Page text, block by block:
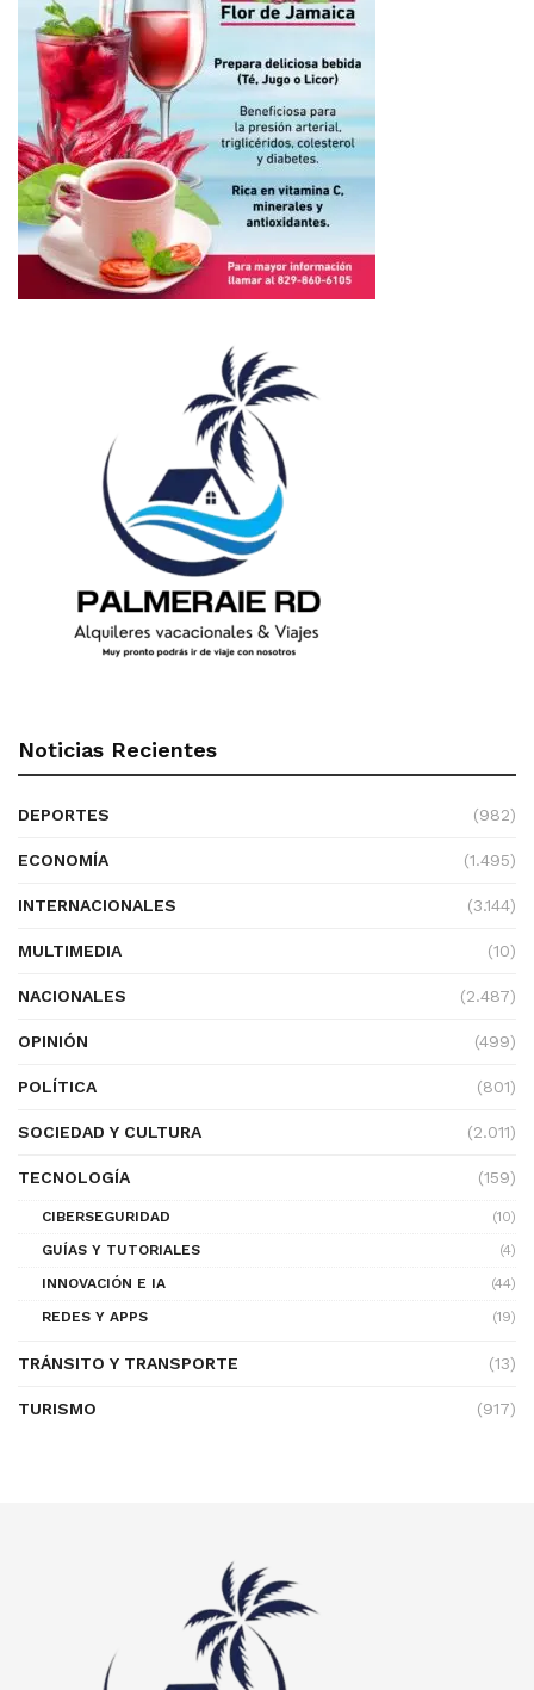
Noticias Recientes
DEPORTES (982)
ECONOMÍA (1.495)
INTERNACIONALES (3.144)
MULTIMEDIA (10)
NACIONALES (2.487)
OPINIÓN (499)
POLÍTICA (801)
SOCIEDAD Y CULTURA (2.011)
TECNOLOGÍA (159)
CIBERSEGURIDAD
(10)
GUÍAS Y TUTORIALES
(4)
INNOVACIÓN E IA
(44)
REDES Y APPS
(19)
TRÁNSITO Y TRANSPORTE (13)
TURISMO (917)